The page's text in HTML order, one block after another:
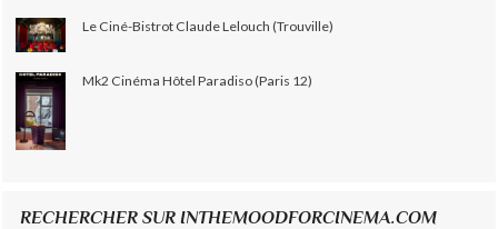
Le Ciné-Bistrot Claude Lelouch (Trouville)
Mk2 Cinéma Hôtel Paradiso (Paris 12)
RECHERCHER SUR INTHEMOODFORCINEMA.COM